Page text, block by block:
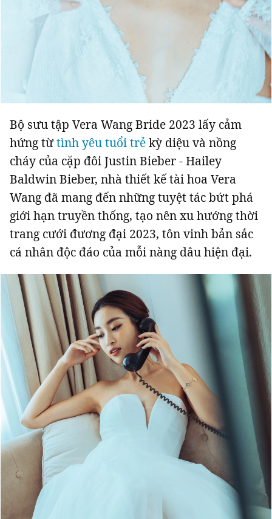
Bộ sưu tập Vera Wang Bride 2023 lấy cảm
hứng từtình yêu tuổi trẻkỳ diệu và nồng
cháy của cặp đôi Justin Bieber - Hailey
Baldwin Bieber, nhà thiết kế tài hoa Vera
Wang đã mang đến những tuyệt tác bứt phá
giới hạn truyền thống, tạo nên xu hướng thời
trang cưới đương đại 2023, tôn vinh bản sắc
cá nhân độc đáo của mỗi nàng dâu hiện đại.